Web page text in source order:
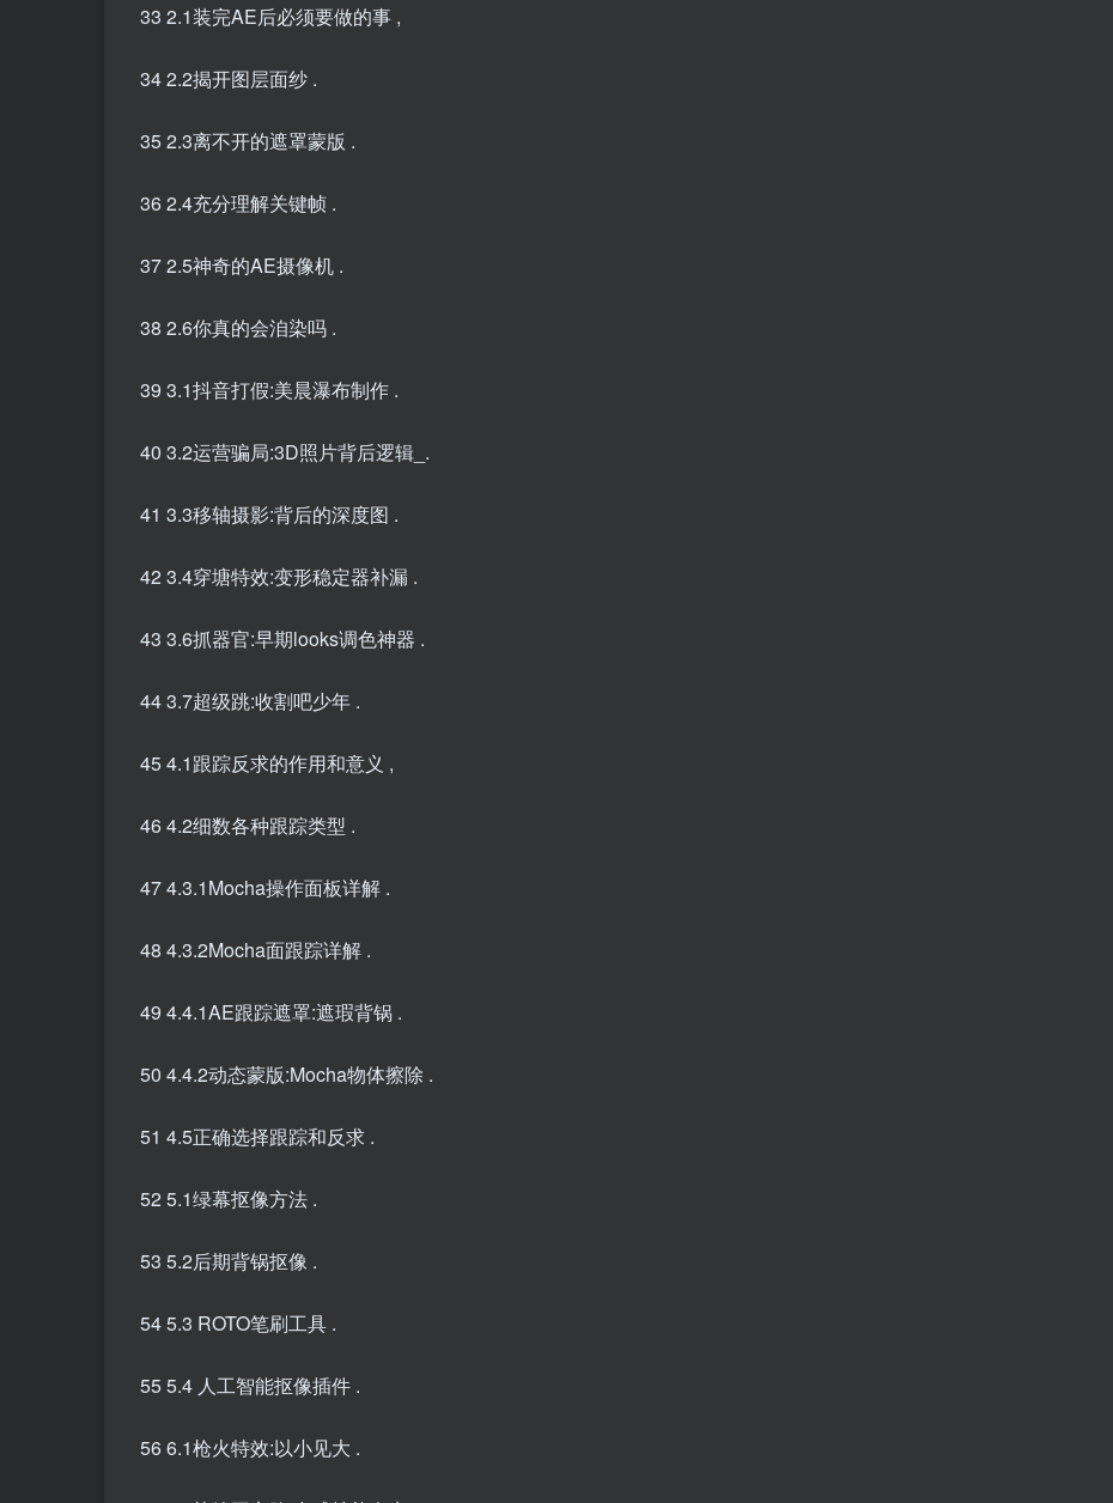
33 2.1装完AE后必须要做的事 ,
34 2.2揭开图层面纱 .
35 2.3离不开的遮罩蒙版 .
36 2.4充分理解关键帧 .
37 2.5神奇的AE摄像机 .
38 2.6你真的会洎染吗 .
39 3.1抖音打假:美晨瀑布制作 .
40 3.2运营骗局:3D照片背后逻辑_.
41 3.3移轴摄影:背后的深度图 .
42 3.4穿塘特效:变形稳定器补漏 .
43 3.6抓器官:早期looks调色神器 .
44 3.7超级跳:收割吧少年 .
45 4.1跟踪反求的作用和意义 ,
46 4.2细数各种跟踪类型 .
47 4.3.1Mocha操作面板详解 .
48 4.3.2Mocha面跟踪详解 .
49 4.4.1AE跟踪遮罩:遮瑕背锅 .
50 4.4.2动态蒙版:Mocha物体擦除 .
51 4.5正确选择跟踪和反求 .
52 5.1绿幕抠像方法 .
53 5.2后期背锅抠像 .
54 5.3 ROTO笔刷工具 .
55 5.4 人工智能抠像插件 .
56 6.1枪火特效:以小见大 .